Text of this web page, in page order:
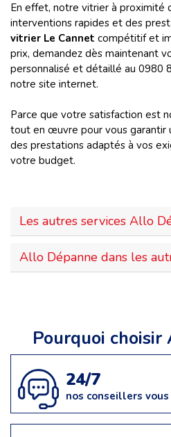
En effet, notre vitrier à proximité
interventions rapides et des
vitrier Le Cannet compétitif et
prix, demandez dès maintenant
personnalisé et détaillé au 0980
notre site internet.
Parce que votre satisfaction est
tout en œuvre pour vous garantir
des prestations adaptés à vos
votre budget.
Les autres services Allo
Allo Dépanne dans les
Pourquoi
24/7
nos conseillers